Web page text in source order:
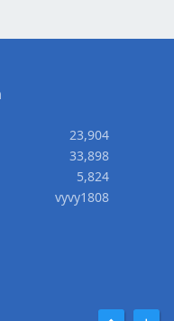
23,904
33,898
5,824
vyvy1808